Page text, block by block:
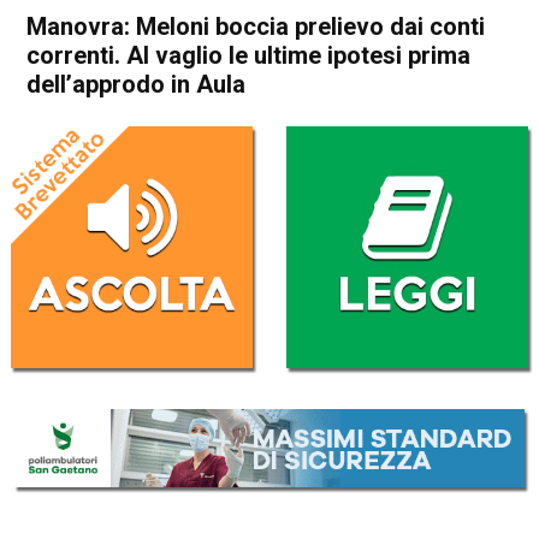
Manovra: Meloni boccia prelievo dai conti
correnti. Al vaglio le ultime ipotesi prima
dell’approdo in Aula
Home Politica Italia
Manovra: Meloni boccia
prelievo dai conti correnti. Al
dell’approdo in Aula
Redazione Nazionale
27 Ottobre 2023 (aggiornato il27 Ottobre 2023 8:45)